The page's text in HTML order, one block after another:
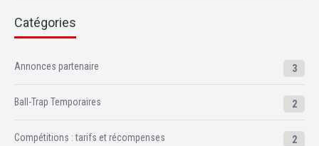
Catégories
Annonces partenaire 3
Ball-Trap Temporaires 2
Compétitions : tarifs et récompenses 2